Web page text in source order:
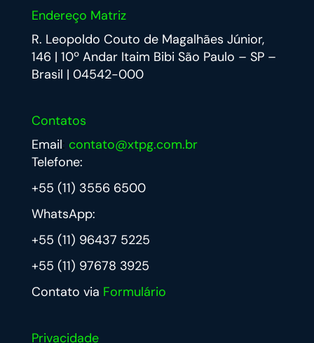
Endereço Matriz
R. Leopoldo Couto de Magalhães Júnior,
146 | 10º Andar Itaim Bibi São Paulo – SP –
Brasil | 04542-000
Contatos
Email: contato@xtpg.com.br
Telefone:
+55 (11) 3556 6500
WhatsApp:
+55 (11) 96437 5225
+55 (11) 97678 3925
Contato via Formulário
Privacidade